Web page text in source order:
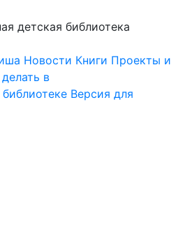
детская библиотека
Новости Книги Проекты и
в
Версия для